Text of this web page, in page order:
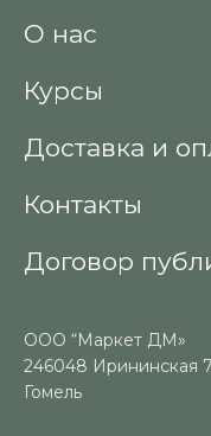
О нас
Курсы
Доставка и
Контакты
Договор
ООО “Маркет ДМ»
246048 Ирининская
Гомель